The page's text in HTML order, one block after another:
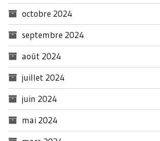
octobre 2024
septembre 2024
août 2024
juillet 2024
juin 2024
mai 2024